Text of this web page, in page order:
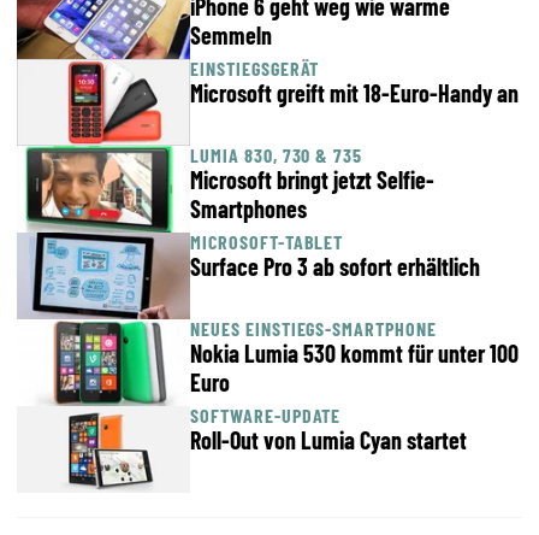
iPhone 6 geht weg wie warme
Semmeln
EINSTIEGSGERÄT
Microsoft greift mit 18-Euro-Handy an
LUMIA 830, 730 & 735
Microsoft bringt jetzt Selfie-
Smartphones
MICROSOFT-TABLET
Surface Pro 3 ab sofort erhältlich
NEUES EINSTIEGS-SMARTPHONE
Nokia Lumia 530 kommt für unter 100
Euro
SOFTWARE-UPDATE
Roll-Out von Lumia Cyan startet